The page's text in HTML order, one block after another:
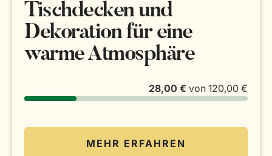
Tischdecken und
Dekoration für eine
warme Atmosphäre
28,00 € von 120,00 €
MEHR ERFAHREN